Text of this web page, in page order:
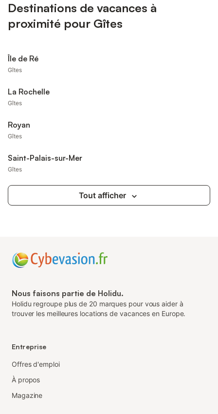
Destinations de vacances à
proximité pour Gîtes
Île de Ré
Gîtes
La Rochelle
Gîtes
Royan
Gîtes
Saint-Palais-sur-Mer
Gîtes
Tout afficher
Nous faisons partie de Holidu.
Holidu regroupe plus de 20 marques pour vous aider à
trouver les meilleures locations de vacances en Europe.
Entreprise
Offres d'emploi
À propos
Magazine